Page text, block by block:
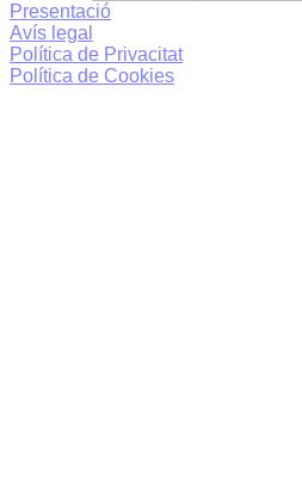
Presentació
Avís legal
Política de Privacitat
Política de Cookies